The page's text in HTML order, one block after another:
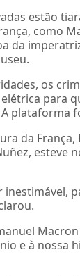
estão
como
da
os
para
plataforma
da
esteve
inestimável,
e à nossa